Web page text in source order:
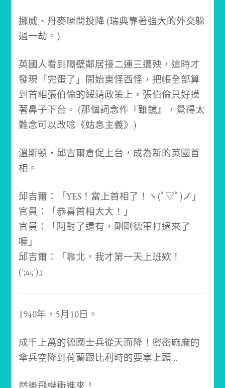
挪威、丹麥瞬間投降 (瑞典靠著強大的外交躲
過一劫。)
英國人看到隔壁鄰居接二連三遭殃，這時才
發現「完蛋了」開始東怪西怪，把帳全部算
到首相張伯倫的綏靖政策上，張伯倫只好摸
著鼻子下台。 (那個詞念作『雖鏡』，覺得太
難念可以改唸《姑息主義》)
溫斯頓‧邱吉爾倉促上台，成為新的英國首
相。
邱吉爾：「YES！當上首相了！ヽ(ﾟ▽ﾟ)ノ」
官員：「恭喜首相大大！」
官員：「阿對了還有，剛剛德軍打過來了
喔」
邱吉爾：「靠北，我才第一天上班欸！
(´;ω;`)」
1940年，5月10日。
成千上萬的德國士兵從天而降！ 密密麻麻的
傘兵空降到荷蘭跟比利時的要塞上頭…